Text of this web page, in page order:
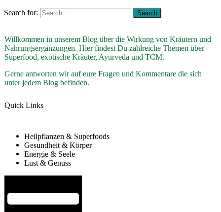
Search for:
Willkommen in unserem Blog über die Wirkung von Kräutern und
Nahrungsergänzungen. Hier findest Du zahlreiche Themen über
Superfood, exotische Kräuter, Ayurveda und TCM.
Gerne antworten wir auf eure Fragen und Kommentare die sich
unter jedem Blog befinden.
Quick Links
Heilpflanzen & Superfoods
Gesundheit & Körper
Energie & Seele
Lust & Genuss